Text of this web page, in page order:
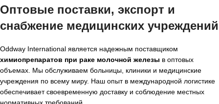
Оптовые поставки, экспорт и
снабжение медицинских учреждений
Oddway International является надежным поставщиком
химиопрепаратов при раке молочной железы в оптовых
объемах. Мы обслуживаем больницы, клиники и медицинские
учреждения по всему миру. Наш опыт в международной логистике
обеспечивает своевременную доставку и соблюдение местных